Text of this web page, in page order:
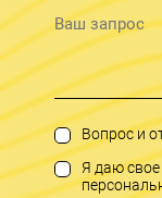
Вопрос и
Я даю свое